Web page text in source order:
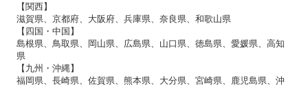
【関西】
滋賀県、京都府、大阪府、兵庫県、奈良県、和歌山県
【四国・中国】
島根県、鳥取県、岡山県、広島県、山口県、徳島県、愛媛県、高知
県
【九州・沖縄】
福岡県、長崎県、佐賀県、熊本県、大分県、宮崎県、鹿児島県、沖